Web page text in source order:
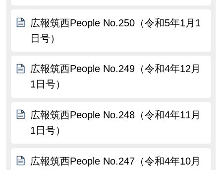
広報筑西People No.250（令和5年1月1
日号）
広報筑西People No.249（令和4年12月
1日号）
広報筑西People No.248（令和4年11月
1日号）
広報筑西People No.247（令和4年10月